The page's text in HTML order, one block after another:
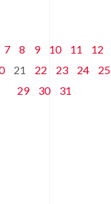
7 8 9 10 11 12
21 22 23 24 25
29
30 31